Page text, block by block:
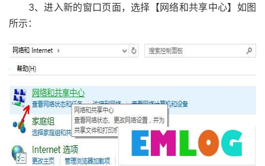
3、进入新的窗口页面，选择【网络和共享中心】如图
所示：